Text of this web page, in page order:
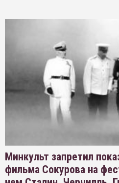
Минкульт запретил
фильма Сокурова на